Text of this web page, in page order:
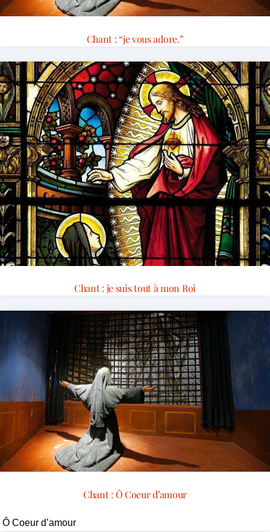
Chant : “je vous adore.”
Chant : je suis tout à mon Roi
Chant : Ô Coeur d’amour
Ô Coeur d’amour